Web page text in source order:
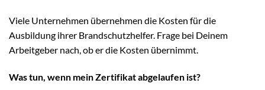
Viele Unternehmen übernehmen die Kosten für die
Ausbildung ihrer Brandschutzhelfer. Frage bei Deinem
Arbeitgeber nach, ob er die Kosten übernimmt.
Was tun, wenn mein Zertifikat abgelaufen ist?